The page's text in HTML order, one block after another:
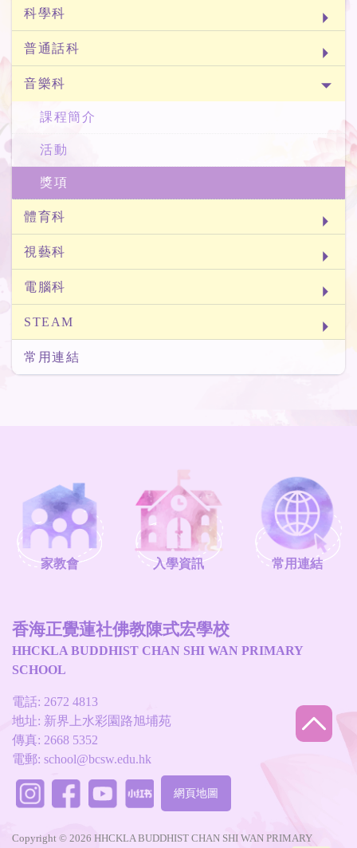
科學科
普通話科
音樂科
課程簡介
活動
獎項
體育科
視藝科
電腦科
STEAM
常用連結
家教會 入學資訊 常用連結
香海正覺蓮社佛教陳式宏學校
HHCKLA BUDDHIST CHAN SHI WAN PRIMARY
SCHOOL
電話: 2672 4813
地址: 新界上水彩園路旭埔苑
傳真: 2668 5352
電郵: school@bcsw.edu.hk
網頁地圖
Copyright © 2026 HHCKLA BUDDHIST CHAN SHI WAN PRIMARY